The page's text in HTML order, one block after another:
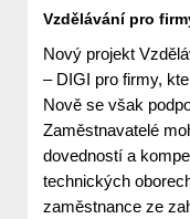
Vzdělávání pro
Nový projekt
– DIGI pro firmy,
Nově se však
Zaměstnavatelé
dovedností a
technických
zaměstnance ze